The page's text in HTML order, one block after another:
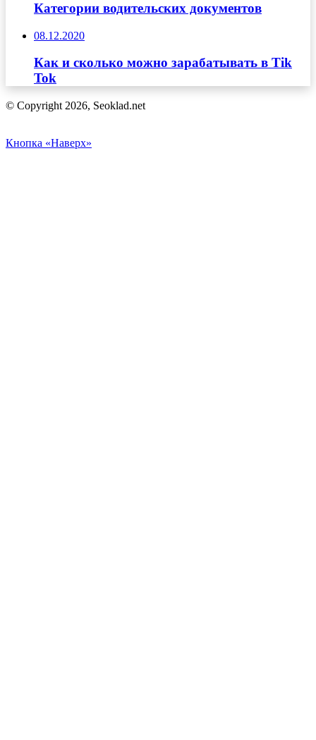
Категории водительских документов
08.12.2020
Как и сколько можно зарабатывать в Tik
Tok
© Copyright 2026, Seoklad.net
Кнопка «Наверх»